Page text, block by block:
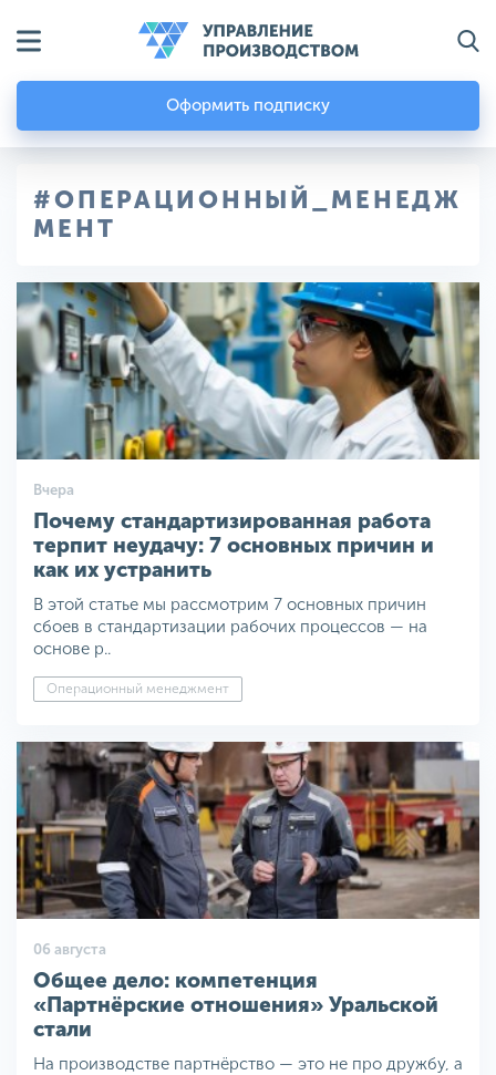
Оформить подписку
#ОПЕРАЦИОННЫЙ_МЕНЕДЖ
МЕНТ
Вчера
Почему стандартизированная работа
терпит неудачу: 7 основных причин и
как их устранить
В этой статье мы рассмотрим 7 основных причин
сбоев в стандартизации рабочих процессов — на
основе р..
Операционный менеджмент
06 августа
Общее дело: компетенция
«Партнёрские отношения» Уральской
стали
На производстве партнёрство — это не про дружбу, а